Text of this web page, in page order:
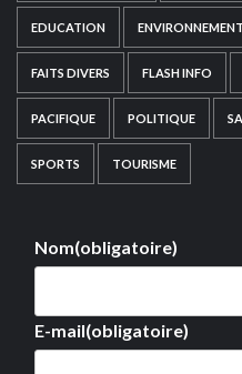
EDUCATION ENVIRONNEMENT
FAITS DIVERS FLASH INFO
PACIFIQUE POLITIQUE
SPORTS TOURISME
Nom(obligatoire)
E-mail(obligatoire)